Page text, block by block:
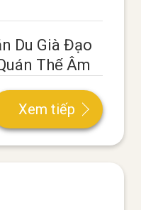
Du Già Đạo
Thế Âm
Xem tiếp